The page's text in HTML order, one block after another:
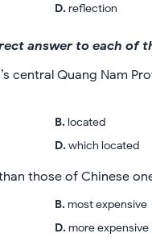
D.reflection
answer to each of
central Quang Nam
B.located
D.which located
those of Chinese
B.most expensive
D.more expensive